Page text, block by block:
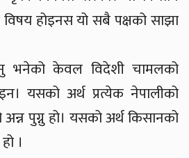
होइनस यो सबै पक्षको साझा
भनेको केवल विदेशी चामलको
यसको अर्थ प्रत्येक नेपालीको
पुग्नु हो। यसको अर्थ किसानको
।